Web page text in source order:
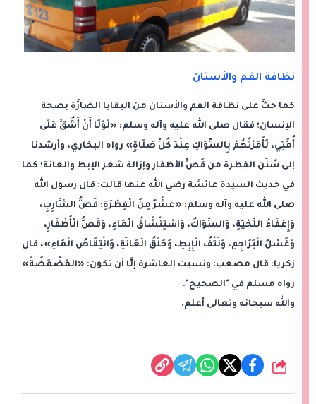
نظافة الفم والأسنان
كما حثَّ على نظافة الفم والأسنان من البقايا الضارَّة بصحة
الإنسان؛ فقال صلى الله عليه وآله وسلم: «لَوْلَا أَنْ أَشُقَّ عَلَى
أُمَّتِي، لَأَمَرْتُهُمْ بِالسِّوَاكِ عِنْدَ كُلِّ صَلَاةٍ» رواه البخاري، وأرشدنا
إلى سُنَن الفطرة من قَصِّ الأظفار وإزالة شعر الإبط والعانة؛ كما
في حديث السيدة عائشة رضي الله عنها قالت: قال رسول الله
صلى الله عليه وآله وسلم: «عشْرٌ مِنَ الْفِطْرَةِ: قَصُّ الشَّارِبِ،
وَإِعْفَاءُ اللِّحْيَةِ، وَالسِّوَاكُ، وَاسْتِنْشَاقُ الْمَاءِ، وَقَصُّ الْأَظْفَارِ،
وَغَسْلُ الْبَرَاجِمِ، وَنَتْفُ الْإِبِطِ، وَحَلْقُ الْعَانَةِ، وَانْتِقَاصُ الْمَاءِ»، قال
زكريا: قال مصعب: ونسيت العاشرة إلَّا أن تكون: «المَضْمَضَةَ»
رواه مسلم في "الصحيح".
والله سبحانه وتعالى أعلم.
شارك